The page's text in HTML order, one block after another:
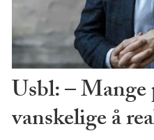
Usbl: – Mange
vanskelige å